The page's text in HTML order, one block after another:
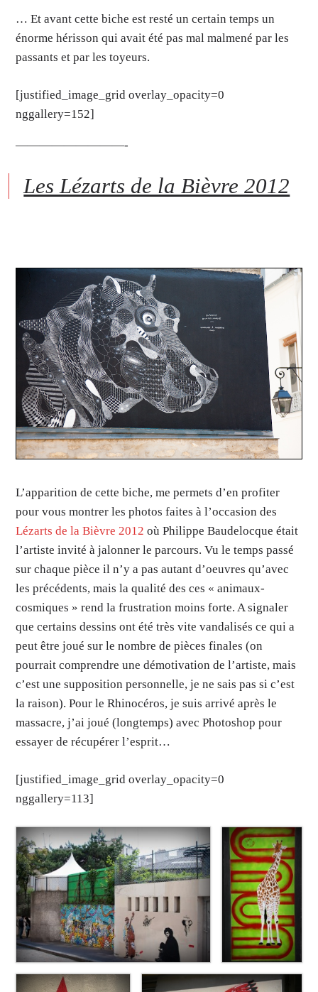
… Et avant cette biche est resté un certain temps un
énorme hérisson qui avait été pas mal malmené par les
passants et par les toyeurs.
[justified_image_grid overlay_opacity=0
nggallery=152]
—————————-
Les Lézarts de la Bièvre 2012
L’apparition de cette biche, me permets d’en profiter
pour vous montrer les photos faites à l’occasion des
Lézarts de la Bièvre 2012 où Philippe Baudelocque était
l’artiste invité à jalonner le parcours. Vu le temps passé
sur chaque pièce il n’y a pas autant d’oeuvres qu’avec
les précédents, mais la qualité des ces « animaux-
cosmiques » rend la frustration moins forte. A signaler
que certains dessins ont été très vite vandalisés ce qui a
peut être joué sur le nombre de pièces finales (on
pourrait comprendre une démotivation de l’artiste, mais
c’est une supposition personnelle, je ne sais pas si c’est
la raison). Pour le Rhinocéros, je suis arrivé après le
massacre, j’ai joué (longtemps) avec Photoshop pour
essayer de récupérer l’esprit…
[justified_image_grid overlay_opacity=0
nggallery=113]